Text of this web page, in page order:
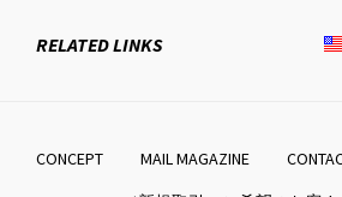
RELATED LINKS
CONCEPT MAIL MAGAZINE